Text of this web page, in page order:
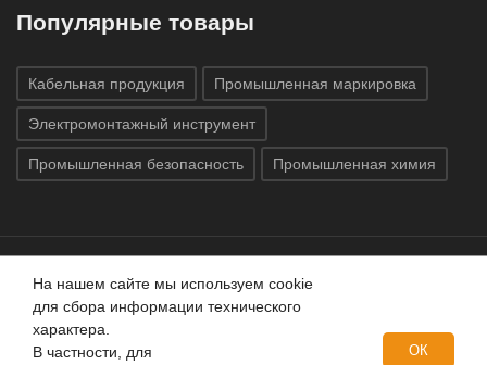
Популярные товары
Кабельная продукция Промышленная маркировка
Электромонтажный инструмент
Промышленная безопасность Промышленная химия
Все права защищены © 2020 ГК «Индатэк»
защищены.Использование материалов с сайта запрещено.
Данный сайт не является публичной офертой, определяемой
положениями статей 437 (2) ГК РФ.
На нашем сайте мы используем cookie
для сбора информации технического
характера.
В частности, для
ОК